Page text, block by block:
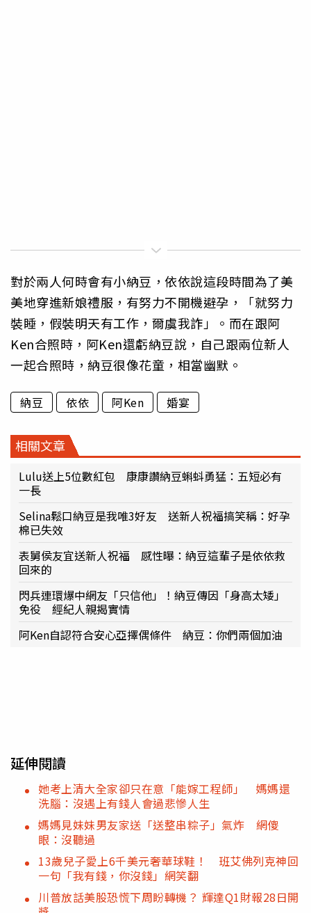
對於兩人何時會有小納豆，依依說這段時間為了美
美地穿進新娘禮服，有努力不開機避孕，「就努力
裝睡，假裝明天有工作，爾虞我詐」。而在跟阿
Ken合照時，阿Ken還虧納豆說，自己跟兩位新人
一起合照時，納豆很像花童，相當幽默。
納豆 依依 阿Ken 婚宴
相關文章
Lulu送上5位數紅包 康康讚納豆蝌蚪勇猛：五短必有
一長
Selina鬆口納豆是我唯3好友 送新人祝福搞笑稱：好孕
棉已失效
表舅侯友宜送新人祝福 感性曝：納豆這輩子是依依救
回來的
閃兵連環爆中網友「只信他」！納豆傳因「身高太矮」
免役 經紀人親揭實情
阿Ken自認符合安心亞擇偶條件 納豆：你們兩個加油
延伸閱讀
她考上清大全家卻只在意「能嫁工程師」 媽媽還
洗腦：沒遇上有錢人會過悲慘人生
媽媽見妹妹男友家送「送整串粽子」氣炸 網傻
眼：沒聽過
13歲兒子愛上6千美元奢華球鞋！ 班艾佛列克神回
一句「我有錢，你沒錢」網笑翻
川普放話美股恐慌下周盼轉機？ 輝達Q1財報28日開